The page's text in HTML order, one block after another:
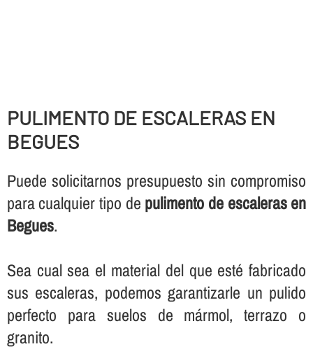
PULIMENTO DE ESCALERAS EN
BEGUES
Puede solicitarnos presupuesto sin compromiso
para cualquier tipo de pulimento de escaleras en
Begues.
Sea cual sea el material del que esté fabricado
sus escaleras, podemos garantizarle un pulido
perfecto para suelos de mármol, terrazo o
granito.